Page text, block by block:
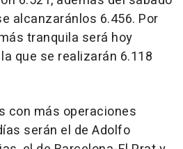
alcanzaránlos 6.456. Por
tranquila será hoy
que se realizarán 6.118
con más operaciones
serán el de Adolfo